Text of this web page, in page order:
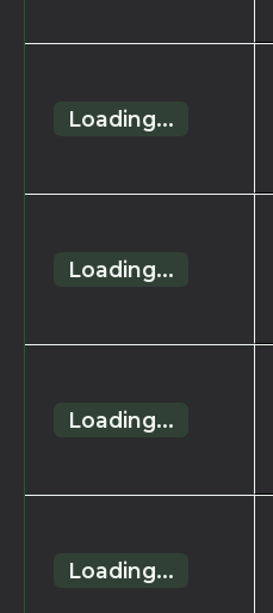
Loading...
Loading...
Loading...
Loading...